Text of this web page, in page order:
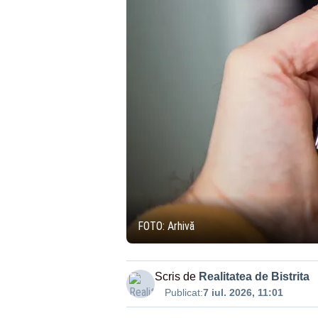
FOTO: Arhivă
Scris de Realitatea de Bistrita
Publicat:7 iul. 2026, 11:01